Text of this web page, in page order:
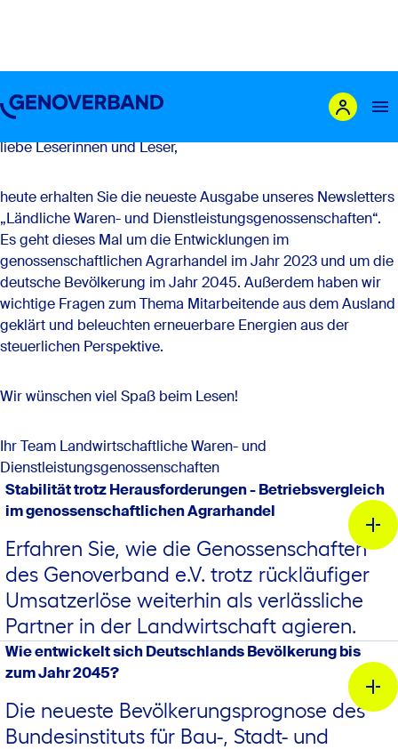
Leistungen
Mitglieder
Genossenschaft gründen
Karriere
Newsroom
Ausgabe 03/24
liebe Leserinnen und Leser,
heute erhalten Sie die neueste Ausgabe unseres Newsletters
„Ländliche Waren- und Dienstleistungsgenossenschaften“.
Es geht dieses Mal um die Entwicklungen im
genossenschaftlichen Agrarhandel im Jahr 2023 und um die
deutsche Bevölkerung im Jahr 2045. Außerdem haben wir
wichtige Fragen zum Thema Mitarbeitende aus dem Ausland
geklärt und beleuchten erneuerbare Energien aus der
steuerlichen Perspektive.
Wir wünschen viel Spaß beim Lesen!
Ihr Team Landwirtschaftliche Waren- und
Dienstleistungsgenossenschaften
Stabilität trotz Herausforderungen - Betriebsvergleich
im genossenschaftlichen Agrarhandel
Erfahren Sie, wie die Genossenschaften
des Genoverband e.V. trotz rückläufiger
Umsatzerlöse weiterhin als verlässliche
Partner in der Landwirtschaft agieren.
Wie entwickelt sich Deutschlands Bevölkerung bis
zum Jahr 2045?
Die neueste Bevölkerungsprognose des
Bundesinstituts für Bau-, Stadt- und